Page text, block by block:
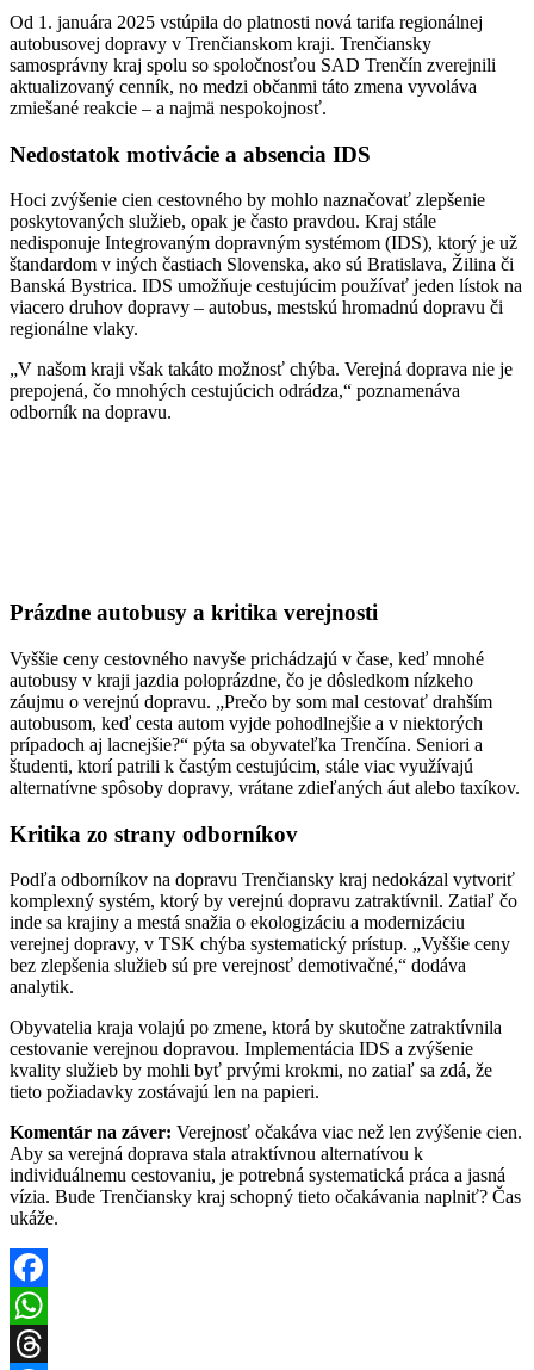
Od 1. januára 2025 vstúpila do platnosti nová tarifa regionálnej
autobusovej dopravy v Trenčianskom kraji. Trenčiansky
samosprávny kraj spolu so spoločnosťou SAD Trenčín zverejnili
aktualizovaný cenník, no medzi občanmi táto zmena vyvoláva
zmiešané reakcie – a najmä nespokojnosť.
Nedostatok motivácie a absencia IDS
Hoci zvýšenie cien cestovného by mohlo naznačovať zlepšenie
poskytovaných služieb, opak je často pravdou. Kraj stále
nedisponuje Integrovaným dopravným systémom (IDS), ktorý je už
štandardom v iných častiach Slovenska, ako sú Bratislava, Žilina či
Banská Bystrica. IDS umožňuje cestujúcim používať jeden lístok na
viacero druhov dopravy – autobus, mestskú hromadnú dopravu či
regionálne vlaky.
„V našom kraji však takáto možnosť chýba. Verejná doprava nie je
prepojená, čo mnohých cestujúcich odrádza,“ poznamenáva
odborník na dopravu.
Prázdne autobusy a kritika verejnosti
Vyššie ceny cestovného navyše prichádzajú v čase, keď mnohé
autobusy v kraji jazdia poloprázdne, čo je dôsledkom nízkeho
záujmu o verejnú dopravu. „Prečo by som mal cestovať drahším
autobusom, keď cesta autom vyjde pohodlnejšie a v niektorých
prípadoch aj lacnejšie?“ pýta sa obyvateľka Trenčína. Seniori a
študenti, ktorí patrili k častým cestujúcim, stále viac využívajú
alternatívne spôsoby dopravy, vrátane zdieľaných áut alebo taxíkov.
Kritika zo strany odborníkov
Podľa odborníkov na dopravu Trenčiansky kraj nedokázal vytvoriť
komplexný systém, ktorý by verejnú dopravu zatraktívnil. Zatiaľ čo
inde sa krajiny a mestá snažia o ekologizáciu a modernizáciu
verejnej dopravy, v TSK chýba systematický prístup. „Vyššie ceny
bez zlepšenia služieb sú pre verejnosť demotivačné,“ dodáva
analytik.
Obyvatelia kraja volajú po zmene, ktorá by skutočne zatraktívnila
cestovanie verejnou dopravou. Implementácia IDS a zvýšenie
kvality služieb by mohli byť prvými krokmi, no zatiaľ sa zdá, že
tieto požiadavky zostávajú len na papieri.
Komentár na záver: Verejnosť očakáva viac než len zvýšenie cien.
Aby sa verejná doprava stala atraktívnou alternatívou k
individuálnemu cestovaniu, je potrebná systematická práca a jasná
vízia. Bude Trenčiansky kraj schopný tieto očakávania naplniť? Čas
ukáže.
Facebook
WhatsApp